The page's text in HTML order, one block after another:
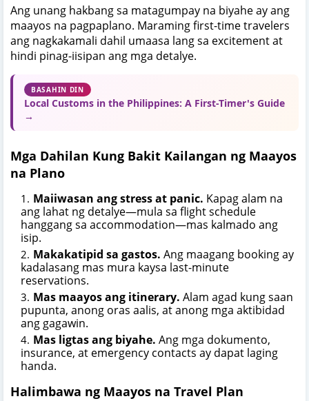
Ang unang hakbang sa matagumpay na biyahe ay ang
maayos na pagpaplano. Maraming first-time travelers
ang nagkakamali dahil umaasa lang sa excitement at
hindi pinag-iisipan ang mga detalye.
BASAHIN DIN
Local Customs in the Philippines: A First-Timer's Guide
→
Mga Dahilan Kung Bakit Kailangan ng Maayos
na Plano
Maiiwasan ang stress at panic. Kapag alam na
ang lahat ng detalye—mula sa flight schedule
hanggang sa accommodation—mas kalmado ang
isip.
Makakatipid sa gastos. Ang maagang booking ay
kadalasang mas mura kaysa last-minute
reservations.
Mas maayos ang itinerary. Alam agad kung saan
pupunta, anong oras aalis, at anong mga aktibidad
ang gagawin.
Mas ligtas ang biyahe. Ang mga dokumento,
insurance, at emergency contacts ay dapat laging
handa.
Halimbawa ng Maayos na Travel Plan